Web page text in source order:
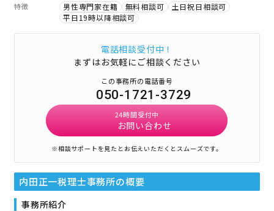
特徴 男性専門家在籍 無料相談可
土日祝日相談可
平日19時以降相談可
電話相談受付中！
まずはお気軽にご相談ください
この事務所の電話番号
050-1721-3729
24時間受付中
お問い合わせ
※相談サポートを見たとお伝えいただくとスムーズです。
内田正一税理士事務所の概要
事務所紹介